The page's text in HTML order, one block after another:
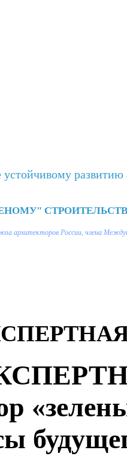
развитию
архитекторов России, члена